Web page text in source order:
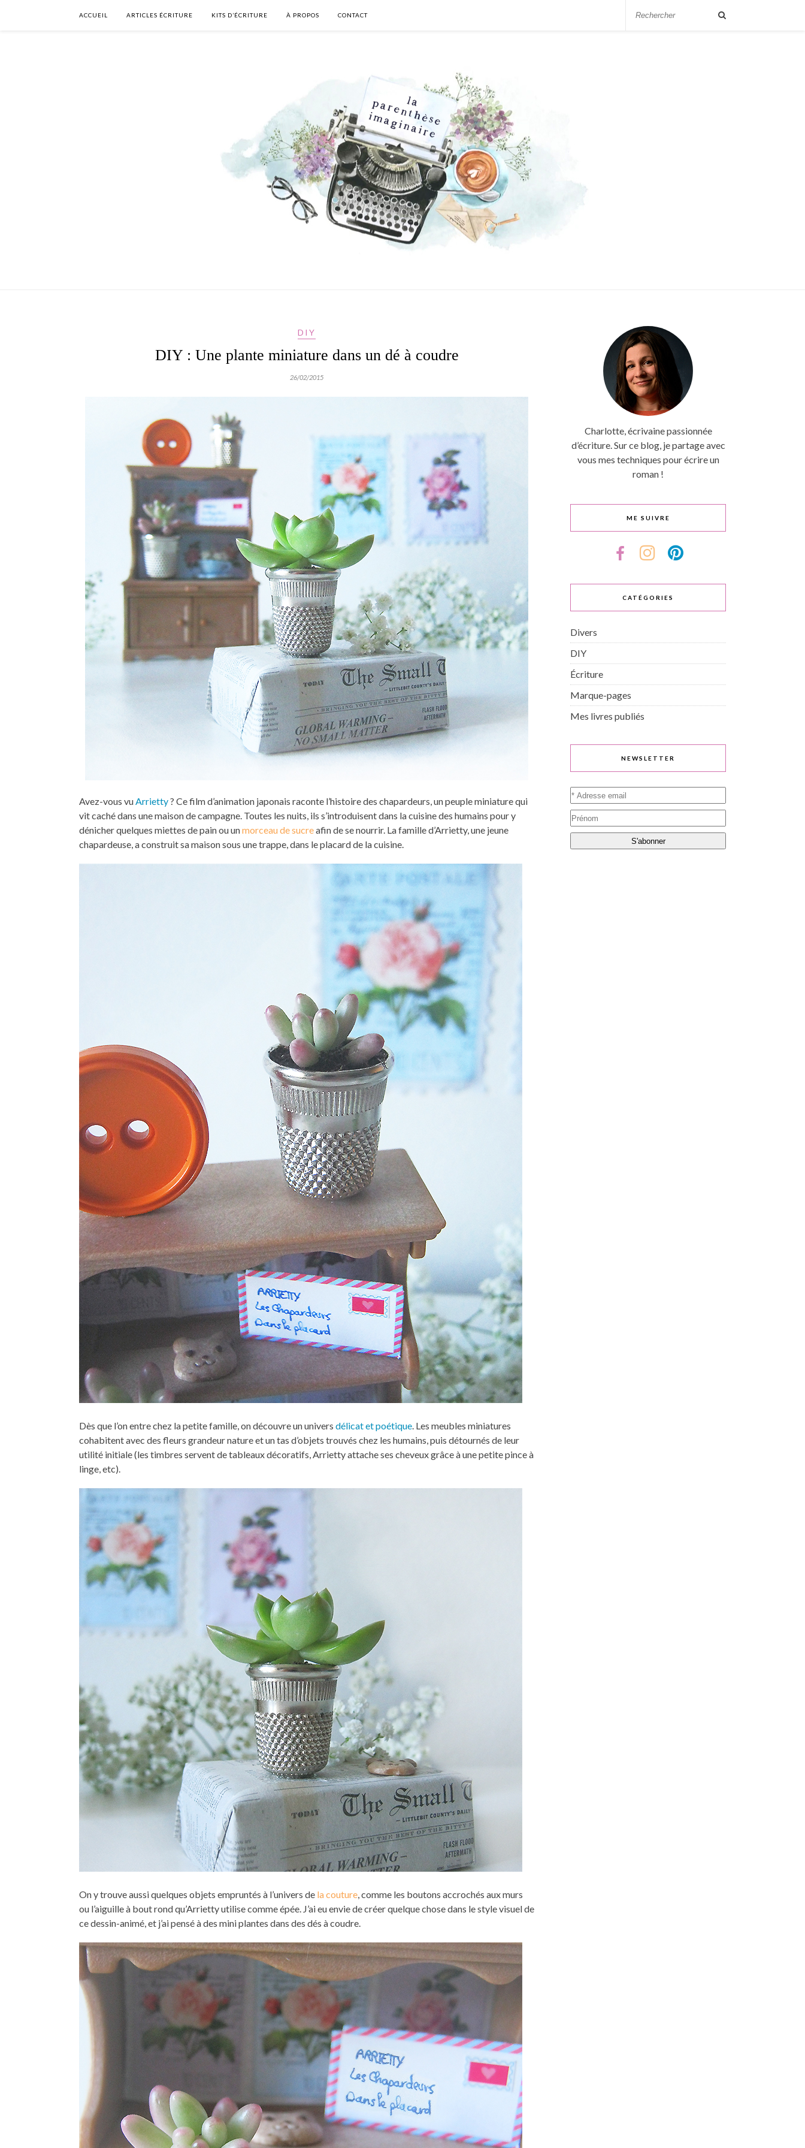
ACCUEIL ARTICLES ÉCRITURE KITS D’ÉCRITURE À PROPOS CONTACT
DIY
DIY : Une plante miniature dans un dé à coudre
26/02/2015
Avez-vous vuArrietty? Ce film d’animation japonais raconte l’histoire des chapardeurs, un peuple miniature qui
vit caché dans une maison de campagne. Toutes les nuits, ils s’introduisent dans la cuisine des humains pour y
dénicher quelques miettes de pain ou unmorceau de sucreafin de se nourrir. La famille d’Arrietty, une jeune
chapardeuse, a construit sa maison sous une trappe, dans le placard de la cuisine.
Dès que l’on entre chez la petite famille, on découvre un univers délicat et poétique. Les meubles miniatures
cohabitent avec des fleurs grandeur nature et un tas d’objets trouvés chez les humains, puis détournés de leur
utilité initiale (les timbres servent de tableaux décoratifs, Arrietty attache ses cheveux grâce à une petite pince à
linge, etc).
On y trouve aussi quelques objets empruntés à l’univers de la couture, comme les boutons accrochés aux murs
ou l’aiguille à bout rond qu’Arrietty utilise comme épée. J’ai eu envie de créer quelque chose dans le style visuel de
ce dessin-animé, et j’ai pensé à des mini plantes dans des dés à coudre.
Charlotte, écrivaine passionnée
d’écriture. Sur ce blog, je partage avec
vous mes techniques pour écrire un
roman !
ME SUIVRE
CATÉGORIES
Divers
DIY
Écriture
Marque-pages
Mes livres publiés
NEWSLETTER